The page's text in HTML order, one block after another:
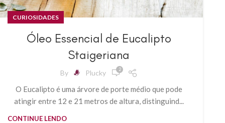
CURIOSIDADES
Óleo Essencial de Eucalipto
Staigeriana
By Plucky 2
O Eucalipto é uma árvore de porte médio que pode
atingir entre 12 e 21 metros de altura, distinguind...
CONTINUE LENDO